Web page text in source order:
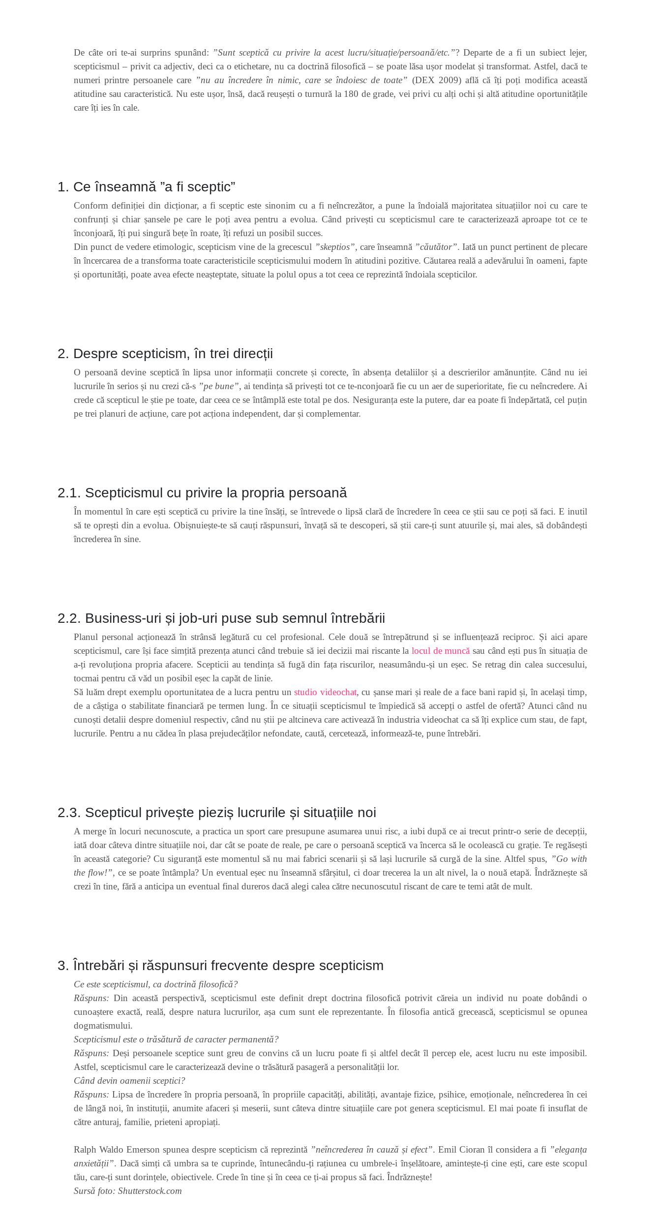
De câte ori te-ai surprins spunând: ”Sunt sceptică cu privire la acest lucru/situație/persoană/etc.”? Departe de a fi un subiect lejer,
scepticismul – privit ca adjectiv, deci ca o etichetare, nu ca doctrină filosofică – se poate lăsa ușor modelat și transformat. Astfel, dacă te
numeri printre persoanele care ”nu au încredere în nimic, care se îndoiesc de toate” (DEX 2009) află că îți poți modifica această
atitudine sau caracteristică. Nu este ușor, însă, dacă reușești o turnură la 180 de grade, vei privi cu alți ochi și altă atitudine oportunitățile
care îți ies în cale.
1. Ce înseamnă ”a fi sceptic”
Conform definiției din dicționar, a fi sceptic este sinonim cu a fi neîncrezător, a pune la îndoială majoritatea situațiilor noi cu care te
confrunți și chiar șansele pe care le poți avea pentru a evolua. Când privești cu scepticismul care te caracterizează aproape tot ce te
înconjoară, îți pui singură bețe în roate, îți refuzi un posibil succes.
Din punct de vedere etimologic, scepticism vine de la grecescul ”skeptios”, care înseamnă ”căutător”. Iată un punct pertinent de plecare
în încercarea de a transforma toate caracteristicile scepticismului modern în atitudini pozitive. Căutarea reală a adevărului în oameni, fapte
și oportunități, poate avea efecte neașteptate, situate la polul opus a tot ceea ce reprezintă îndoiala scepticilor.
2. Despre scepticism, în trei direcții
O persoană devine sceptică în lipsa unor informații concrete și corecte, în absența detaliilor și a descrierilor amănunțite. Când nu iei
lucrurile în serios și nu crezi că-s ”pe bune”, ai tendința să privești tot ce te-nconjoară fie cu un aer de superioritate, fie cu neîncredere. Ai
crede că scepticul le știe pe toate, dar ceea ce se întâmplă este total pe dos. Nesiguranța este la putere, dar ea poate fi îndepărtată, cel puțin
pe trei planuri de acțiune, care pot acționa independent, dar și complementar.
2.1. Scepticismul cu privire la propria persoană
În momentul în care ești sceptică cu privire la tine însăți, se întrevede o lipsă clară de încredere în ceea ce știi sau ce poți să faci. E inutil
să te oprești din a evolua. Obișnuiește-te să cauți răspunsuri, învață să te descoperi, să știi care-ți sunt atuurile și, mai ales, să dobândești
încrederea în sine.
2.2. Business-uri și job-uri puse sub semnul întrebării
Planul personal acționează în strânsă legătură cu cel profesional. Cele două se întrepătrund și se influențează reciproc. Și aici apare
scepticismul, care își face simțită prezența atunci când trebuie să iei decizii mai riscante la locul de muncă sau când ești pus în situația de
a-ți revoluționa propria afacere. Scepticii au tendința să fugă din fața riscurilor, neasumându-și un eșec. Se retrag din calea succesului,
tocmai pentru că văd un posibil eșec la capăt de linie.
Să luăm drept exemplu oportunitatea de a lucra pentru unstudio videochat, cu șanse mari și reale de a face bani rapid și, în același timp,
de a câștiga o stabilitate financiară pe termen lung. În ce situații scepticismul te împiedică să accepți o astfel de ofertă? Atunci când nu
cunoști detalii despre domeniul respectiv, când nu știi pe altcineva care activează în industria videochat ca să îți explice cum stau, de fapt,
lucrurile. Pentru a nu cădea în plasa prejudecăților nefondate, caută, cercetează, informează-te, pune întrebări.
2.3. Scepticul privește pieziș lucrurile și situațiile noi
A merge în locuri necunoscute, a practica un sport care presupune asumarea unui risc, a iubi după ce ai trecut printr-o serie de decepții,
iată doar câteva dintre situațiile noi, dar cât se poate de reale, pe care o persoană sceptică va încerca să le ocolească cu grație. Te regăsești
în această categorie? Cu siguranță este momentul să nu mai fabrici scenarii și să lași lucrurile să curgă de la sine. Altfel spus, ”Go with
the flow!”, ce se poate întâmpla? Un eventual eșec nu înseamnă sfârșitul, ci doar trecerea la un alt nivel, la o nouă etapă. Îndrăznește să
crezi în tine, fără a anticipa un eventual final dureros dacă alegi calea către necunoscutul riscant de care te temi atât de mult.
3. Întrebări și răspunsuri frecvente despre scepticism
Ce este scepticismul, ca doctrină filosofică?
Răspuns:Din această perspectivă, scepticismul este definit drept doctrina filosofică potrivit căreia un individ nu poate dobândi o
cunoaștere exactă, reală, despre natura lucrurilor, așa cum sunt ele reprezentante. În filosofia antică grecească, scepticismul se opunea
dogmatismului.
Scepticismul este o trăsătură de caracter permanentă?
Răspuns: Deși persoanele sceptice sunt greu de convins că un lucru poate fi și altfel decât îl percep ele, acest lucru nu este imposibil.
Astfel, scepticismul care le caracterizează devine o trăsătură pasageră a personalității lor.
Când devin oamenii sceptici?
Răspuns:Lipsa de încredere în propria persoană, în propriile capacități, abilități, avantaje fizice, psihice, emoționale, neîncrederea în cei
de lângă noi, în instituții, anumite afaceri și meserii, sunt câteva dintre situațiile care pot genera scepticismul. El mai poate fi insuflat de
către anturaj, familie, prieteni apropiați.
Ralph Waldo Emerson spunea despre scepticism că reprezintă ”neîncrederea în cauză și efect”. Emil Cioran îl considera a fi ”eleganța
anxietății”. Dacă simți că umbra sa te cuprinde, întunecându-ți rațiunea cu umbrele-i înșelătoare, amintește-ți cine ești, care este scopul
tău, care-ți sunt dorințele, obiectivele. Crede în tine și în ceea ce ți-ai propus să faci. Îndrăznește!
Sursă foto: Shutterstock.com